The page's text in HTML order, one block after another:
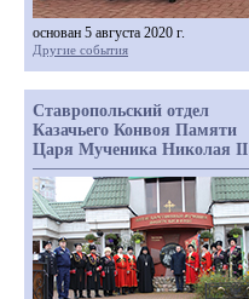
основан 5 августа 2020 г.
Другие события
Ставропольский отдел
Казачьего Конвоя Памяти
Царя Мученика Николая II